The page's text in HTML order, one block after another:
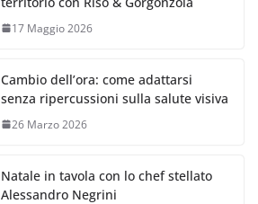
17 Maggio 2026
Cambio dell’ora: come adattarsi
senza ripercussioni sulla salute visiva
26 Marzo 2026
Natale in tavola con lo chef stellato
Alessandro Negrini